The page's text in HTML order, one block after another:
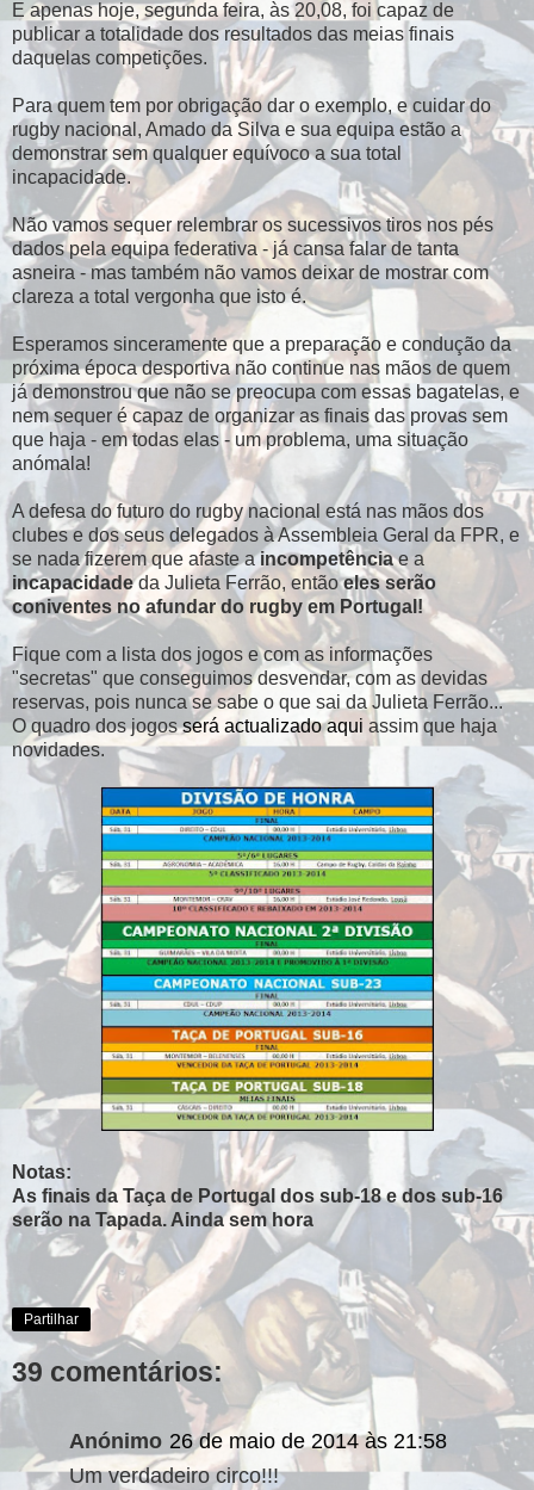
E apenas hoje, segunda feira, às 20,08, foi capaz de
publicar a totalidade dos resultados das meias finais
daquelas competições.
Para quem tem por obrigação dar o exemplo, e cuidar do
rugby nacional, Amado da Silva e sua equipa estão a
demonstrar sem qualquer equívoco a sua total
incapacidade.
Não vamos sequer relembrar os sucessivos tiros nos pés
dados pela equipa federativa - já cansa falar de tanta
asneira - mas também não vamos deixar de mostrar com
clareza a total vergonha que isto é.
Esperamos sinceramente que a preparação e condução da
próxima época desportiva não continue nas mãos de quem
já demonstrou que não se preocupa com essas bagatelas, e
nem sequer é capaz de organizar as finais das provas sem
que haja - em todas elas - um problema, uma situação
anómala!
A defesa do futuro do rugby nacional está nas mãos dos
clubes e dos seus delegados à Assembleia Geral da FPR, e
se nada fizerem que afaste aincompetênciae a
incapacidadeda Julieta Ferrão, entãoeles serão
coniventes no afundar do rugby em Portugal!
Fique com a lista dos jogos e com as informações
"secretas" que conseguimos desvendar, com as devidas
reservas, pois nunca se sabe o que sai da Julieta Ferrão...
O quadro dos jogosserá actualizado aqui assim que haja
novidades.
Notas:
As finais da Taça de Portugal dos sub-18 e dos sub-16
serão na Tapada. Ainda sem hora
Partilhar
39 comentários:
Anónimo 26 de maio de 2014 às 21:58
Um verdadeiro circo!!!